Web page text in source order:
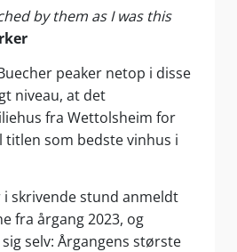
by them as I was this
peaker netop i disse
niveau, at det
fra Wettolsheim for
som bedste vinhus i
i skrivende stund anmeldt
fra årgang 2023, og
selv: Årgangens største